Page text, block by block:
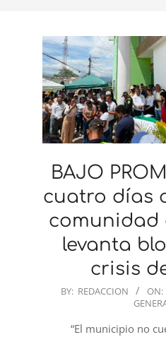
BAJO
cuatro días
comunidad
levanta
crisis
2026-
BY: REDACCION ON:
“El municipio no